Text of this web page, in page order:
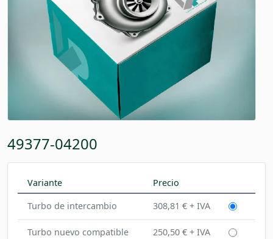
49377-04200
Variante
Precio
Turbo de intercambio
308,81 € + IVA
Turbo nuevo compatible 250,50 € + IVA